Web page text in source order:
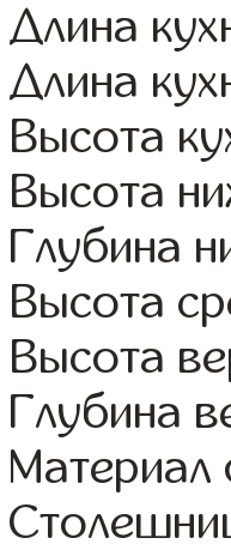
Длина
Длина
Высота
Высота
Глубина
Высота
Высота
Глубина